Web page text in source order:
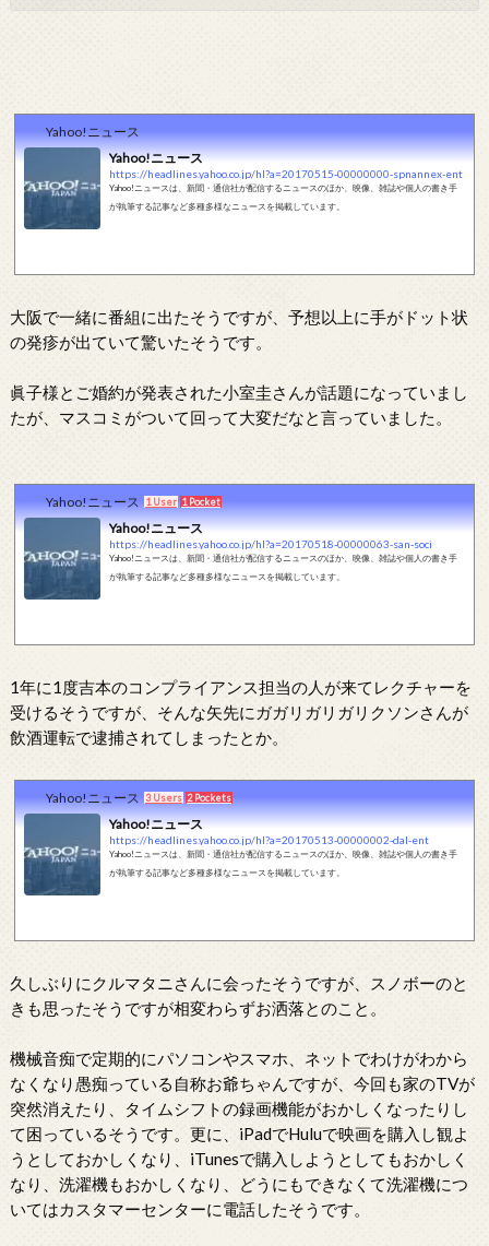
Yahoo!ニュース
Yahoo!ニュース
https://headlines.yahoo.co.jp/hl?a=20170515-00000000-spnannex-ent
Yahoo!ニュースは、新聞・通信社が配信するニュースのほか、映像、雑誌や個人の書き手
が執筆する記事など多種多様なニュースを掲載しています。
大阪で一緒に番組に出たそうですが、予想以上に手がドット状
の発疹が出ていて驚いたそうです。
眞子様とご婚約が発表された小室圭さんが話題になっていまし
たが、マスコミがついて回って大変だなと言っていました。
Yahoo!ニュース 1 User 1 Pocket
Yahoo!ニュース
https://headlines.yahoo.co.jp/hl?a=20170518-00000063-san-soci
Yahoo!ニュースは、新聞・通信社が配信するニュースのほか、映像、雑誌や個人の書き手
が執筆する記事など多種多様なニュースを掲載しています。
1年に1度吉本のコンプライアンス担当の人が来てレクチャーを
受けるそうですが、そんな矢先にガガリガリガリクソンさんが
飲酒運転で逮捕されてしまったとか。
Yahoo!ニュース 3 Users 2 Pockets
Yahoo!ニュース
https://headlines.yahoo.co.jp/hl?a=20170513-00000002-dal-ent
Yahoo!ニュースは、新聞・通信社が配信するニュースのほか、映像、雑誌や個人の書き手
が執筆する記事など多種多様なニュースを掲載しています。
久しぶりにクルマタニさんに会ったそうですが、スノボーのと
きも思ったそうですが相変わらずお洒落とのこと。
機械音痴で定期的にパソコンやスマホ、ネットでわけがわから
なくなり愚痴っている自称お爺ちゃんですが、今回も家のTVが
突然消えたり、タイムシフトの録画機能がおかしくなったりし
て困っているそうです。更に、iPadでHuluで映画を購入し観よ
うとしておかしくなり、iTunesで購入しようとしてもおかしく
なり、洗濯機もおかしくなり、どうにもできなくて洗濯機につ
いてはカスタマーセンターに電話したそうです。